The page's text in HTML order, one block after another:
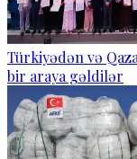
Türkiyədən və
bir araya gəldilər